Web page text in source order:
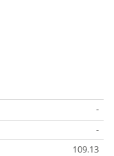
-
-
109.13